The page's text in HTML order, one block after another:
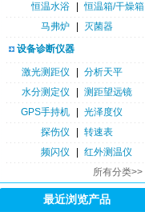
恒温水浴
恒温箱/干燥箱
马弗炉
灭菌器
设备诊断仪器
激光测距仪
分析天平
水分测定仪
测距望远镜
GPS手持机
光泽度仪
探伤仪
转速表
频闪仪
红外测温仪
所有分类>>
最近浏览产品